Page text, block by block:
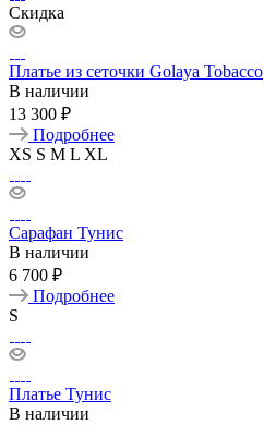
Скидка
Платье из сеточки Golaya Tobacco
В наличии
13 300 ₽
Подробнее
XS S M L XL
Сарафан Тунис
В наличии
6 700 ₽
Подробнее
S
Платье Тунис
В наличии